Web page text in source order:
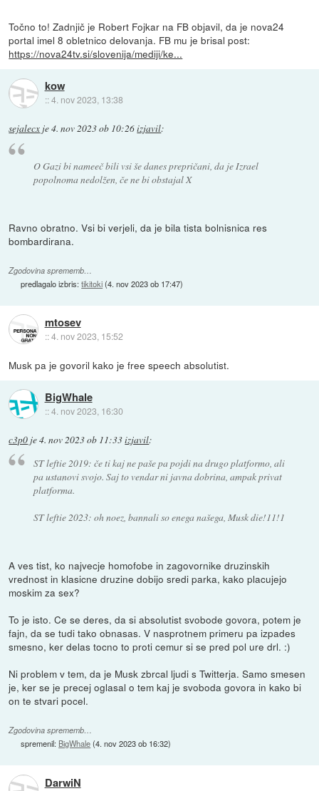
Točno to! Zadnjič je Robert Fojkar na FB objavil, da je nova24
portal imel 8 obletnico delovanja. FB mu je brisal post:
https://nova24tv.si/slovenija/mediji/ke...
kow
::4. nov 2023, 13:38
sejalecx je4. nov 2023 ob 10:26izjavil:
O Gazi bi nameeč bili vsi še danes prepričani, da je Izrael
popolnoma nedolžen, če ne bi obstajal X
Ravno obratno. Vsi bi verjeli, da je bila tista bolnisnica res
bombardirana.
Zgodovina sprememb…
predlagalo izbris:tikitoki(4. nov 2023 ob 17:47)
mtosev
::4. nov 2023, 15:52
Musk pa je govoril kako je free speech absolutist.
BigWhale
::4. nov 2023, 16:30
c3p0 je4. nov 2023 ob 11:33izjavil:
ST leftie 2019: če ti kaj ne paše pa pojdi na drugo platformo, ali
pa ustanovi svojo. Saj to vendar ni javna dobrina, ampak privat
platforma.
ST leftie 2023: oh noez, bannali so enega našega, Musk die!11!1
A ves tist, ko najvecje homofobe in zagovornike druzinskih
vrednost in klasicne druzine dobijo sredi parka, kako placujejo
moskim za sex?
To je isto. Ce se deres, da si absolutist svobode govora, potem je
fajn, da se tudi tako obnasas. V nasprotnem primeru pa izpades
smesno, ker delas tocno to proti cemur si se pred pol ure drl. :)
Ni problem v tem, da je Musk zbrcal ljudi s Twitterja. Samo smesen
je, ker se je precej oglasal o tem kaj je svoboda govora in kako bi
on te stvari pocel.
Zgodovina sprememb…
spremenil: BigWhale(4. nov 2023 ob 16:32)
DarwiN